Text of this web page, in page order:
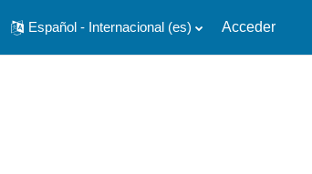
Español - Internacional ‎(es)‎ Acceder